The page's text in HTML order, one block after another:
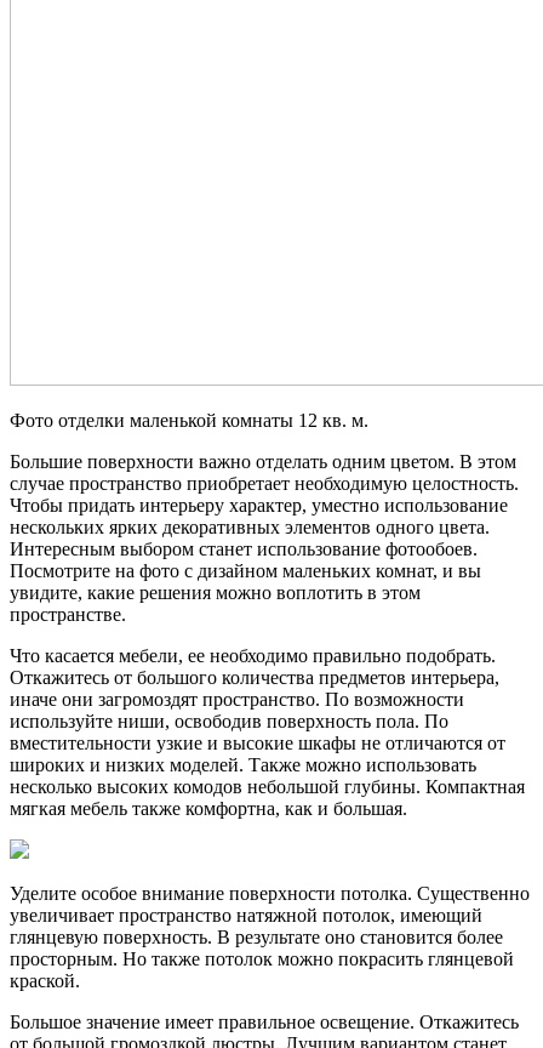
Фото отделки маленькой комнаты 12 кв. м.
Большие поверхности важно отделать одним цветом. В этом
случае пространство приобретает необходимую целостность.
Чтобы придать интерьеру характер, уместно использование
нескольких ярких декоративных элементов одного цвета.
Интересным выбором станет использование фотообоев.
Посмотрите на фото с дизайном маленьких комнат, и вы
увидите, какие решения можно воплотить в этом
пространстве.
Что касается мебели, ее необходимо правильно подобрать.
Откажитесь от большого количества предметов интерьера,
иначе они загромоздят пространство. По возможности
используйте ниши, освободив поверхность пола. По
вместительности узкие и высокие шкафы не отличаются от
широких и низких моделей. Также можно использовать
несколько высоких комодов небольшой глубины. Компактная
мягкая мебель также комфортна, как и большая.
Уделите особое внимание поверхности потолка. Существенно
увеличивает пространство натяжной потолок, имеющий
глянцевую поверхность. В результате оно становится более
просторным. Но также потолок можно покрасить глянцевой
краской.
Большое значение имеет правильное освещение. Откажитесь
от большой громоздкой люстры. Лучшим вариантом станет